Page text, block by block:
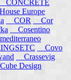
CONCRETE
Europe
COR
Cor
Cosentino
Covo
Crassevig
Design